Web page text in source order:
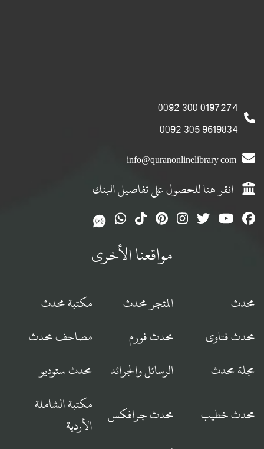
0197274 300 0092
9619834 305 0092
info@quranonlinelibrary.com
انقر هنا للحصول على تفاصيل البنك
مواقعنا الأخرى
محدث المتجر محدث
مكتبة محدث
محدث فتاوى
محدث فورم
مصاحف محدث
مجلة محدث
الرسائل والجرائد محدث ستوديو
محدث خطيب محدث جرافكس
مكتبة الشاملة
الأردية